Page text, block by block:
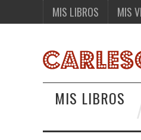
MIS LIBROS MIS
MIS LIBROS